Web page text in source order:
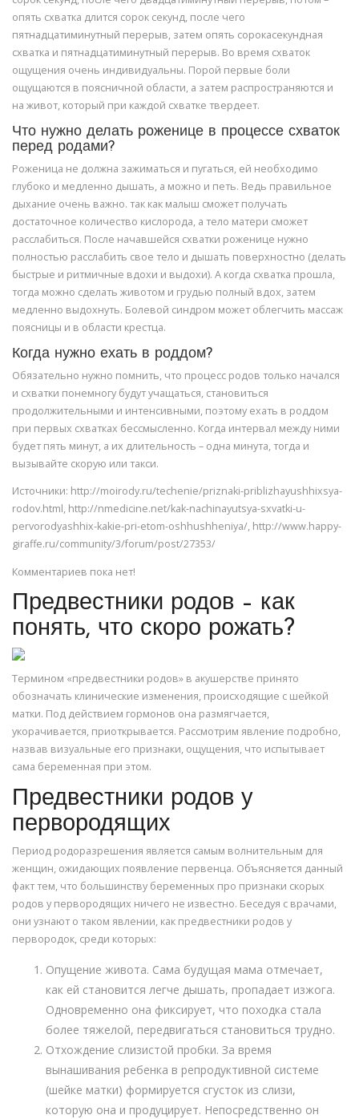
опять схватка длится сорок секунд, после чего
пятнадцатиминутный перерыв, затем опять сорокасекундная
схватка и пятнадцатиминутный перерыв. Во время схваток
ощущения очень индивидуальны. Порой первые боли
ощущаются в поясничной области, а затем распространяются и
на живот, который при каждой схватке твердеет.
Что нужно делать роженице в процессе схваток
перед родами?
Роженица не должна зажиматься и пугаться, ей необходимо
глубоко и медленно дышать, а можно и петь. Ведь правильное
дыхание очень важно. так как малыш сможет получать
достаточное количество кислорода, а тело матери сможет
расслабиться. После начавшейся схватки роженице нужно
полностью расслабить свое тело и дышать поверхностно (делать
быстрые и ритмичные вдохи и выдохи). А когда схватка прошла,
тогда можно сделать животом и грудью полный вдох, затем
медленно выдохнуть. Болевой синдром может облегчить массаж
поясницы и в области крестца.
Когда нужно ехать в роддом?
Обязательно нужно помнить, что процесс родов только начался
и схватки понемногу будут учащаться, становиться
продолжительными и интенсивными, поэтому ехать в роддом
при первых схватках бессмысленно. Когда интервал между ними
будет пять минут, а их длительность – одна минута, тогда и
вызывайте скорую или такси.
Источники: http://moirody.ru/techenie/priznaki-priblizhayushhixsya-
rodov.html, http://nmedicine.net/kak-nachinayutsya-sxvatki-u-
pervorodyashhix-kakie-pri-etom-oshhushheniya/, http://www.happy-
giraffe.ru/community/3/forum/post/27353/
Комментариев пока нет!
Предвестники родов – как
понять, что скоро рожать?
Термином «предвестники родов» в акушерстве принято
обозначать клинические изменения, происходящие с шейкой
матки. Под действием гормонов она размягчается,
укорачивается, приоткрывается. Рассмотрим явление подробно,
назвав визуальные его признаки, ощущения, что испытывает
сама беременная при этом.
Предвестники родов у
первородящих
Период родоразрешения является самым волнительным для
женщин, ожидающих появление первенца. Объясняется данный
факт тем, что большинству беременных про признаки скорых
родов у первородящих ничего не известно. Беседуя с врачами,
они узнают о таком явлении, как предвестники родов у
первородок, среди которых:
Опущение живота. Сама будущая мама отмечает,
как ей становится легче дышать, пропадает изжога.
Одновременно она фиксирует, что походка стала
более тяжелой, передвигаться становиться трудно.
Отхождение слизистой пробки. За время
вынашивания ребенка в репродуктивной системе
(шейке матки) формируется сгусток из слизи,
которую она и продуцирует. Непосредственно он